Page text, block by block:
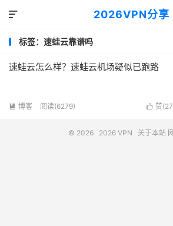
2026VPN分享

标签：速蛙云靠谱吗
速蛙云怎么样？速蛙云机场疑似已跑路
 赞(27
 博客 阅读(6279)
© 2026 2026 VPN 关于本站